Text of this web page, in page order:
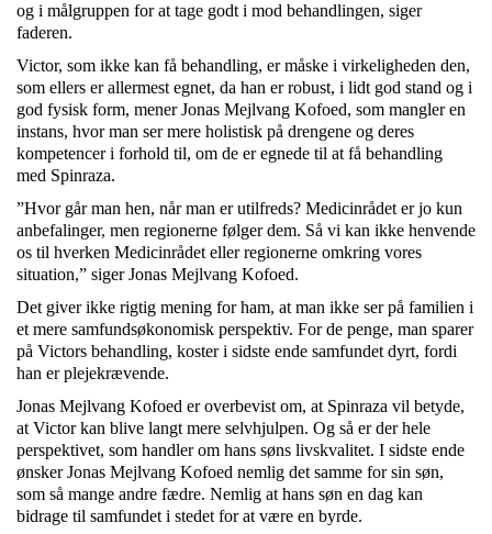
og i målgruppen for at tage godt i mod behandlingen, siger
faderen.
Victor, som ikke kan få behandling, er måske i virkeligheden den,
som ellers er allermest egnet, da han er robust, i lidt god stand og i
god fysisk form, mener Jonas Mejlvang Kofoed, som mangler en
instans, hvor man ser mere holistisk på drengene og deres
kompetencer i forhold til, om de er egnede til at få behandling
med Spinraza.
”Hvor går man hen, når man er utilfreds? Medicinrådet er jo kun
anbefalinger, men regionerne følger dem. Så vi kan ikke henvende
os til hverken Medicinrådet eller regionerne omkring vores
situation,” siger Jonas Mejlvang Kofoed.
Det giver ikke rigtig mening for ham, at man ikke ser på familien i
et mere samfundsøkonomisk perspektiv. For de penge, man sparer
på Victors behandling, koster i sidste ende samfundet dyrt, fordi
han er plejekrævende.
Jonas Mejlvang Kofoed er overbevist om, at Spinraza vil betyde,
at Victor kan blive langt mere selvhjulpen. Og så er der hele
perspektivet, som handler om hans søns livskvalitet. I sidste ende
ønsker Jonas Mejlvang Kofoed nemlig det samme for sin søn,
som så mange andre fædre. Nemlig at hans søn en dag kan
bidrage til samfundet i stedet for at være en byrde.